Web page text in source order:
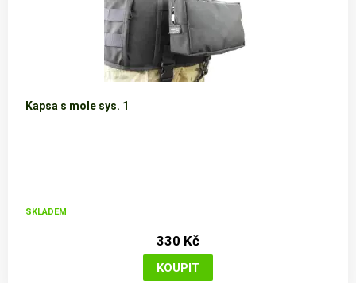
Kapsa s mole sys. 1
SKLADEM
330 Kč